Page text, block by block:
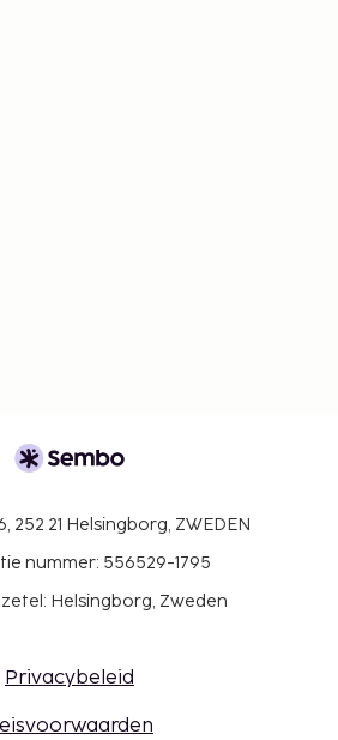
252 21 Helsingborg, ZWEDEN
nummer: 556529-1795
Helsingborg, Zweden
Privacybeleid